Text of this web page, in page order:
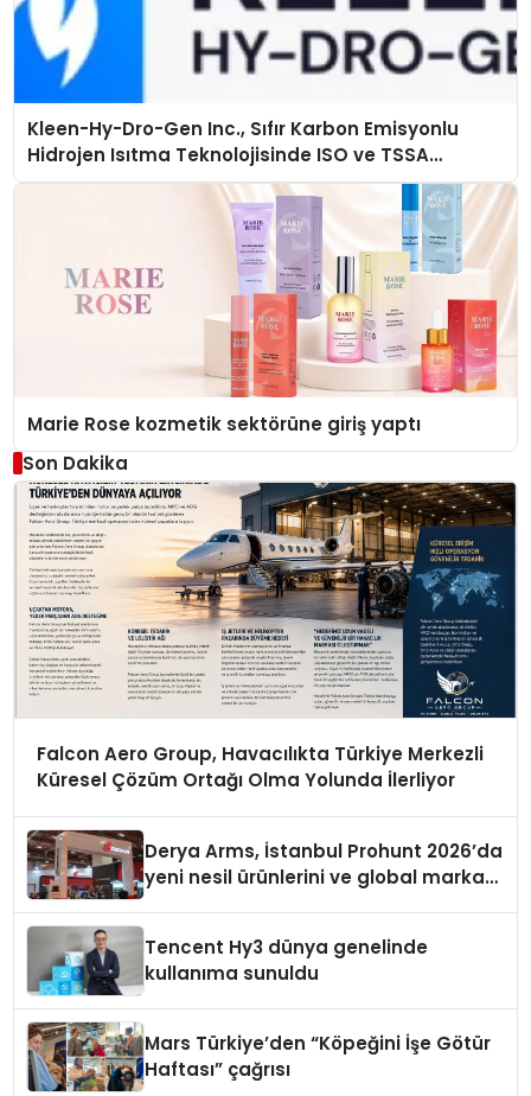
Kleen-Hy-Dro-Gen Inc., Sıfır Karbon Emisyonlu
Hidrojen Isıtma Teknolojisinde ISO ve TSSA
Düzenleyici Onaylarını Aldı
Marie Rose kozmetik sektörüne giriş yaptı
Son Dakika
Falcon Aero Group, Havacılıkta Türkiye Merkezli
Küresel Çözüm Ortağı Olma Yolunda İlerliyor
Derya Arms, İstanbul Prohunt 2026’da
yeni nesil ürünlerini ve global marka
Tencent Hy3 dünya genelinde
kullanıma sunuldu
Mars Türkiye’den “Köpeğini İşe Götür
Haftası” çağrısı